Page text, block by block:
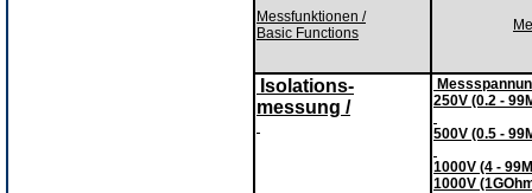
Messfunktionen /
Basic Functions
Isolations-
messung /
250V (0.2 -
500V (0.5 -
1000V (4 -
1000V